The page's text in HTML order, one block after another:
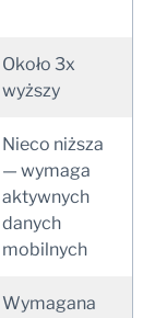
Około 3x
wyższy
Nieco niższa
— wymaga
aktywnych
danych
mobilnych
Wymagana